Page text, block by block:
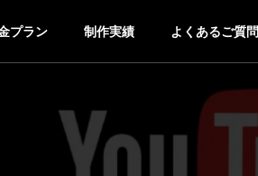
プラン 制作実績 よくあるご質問